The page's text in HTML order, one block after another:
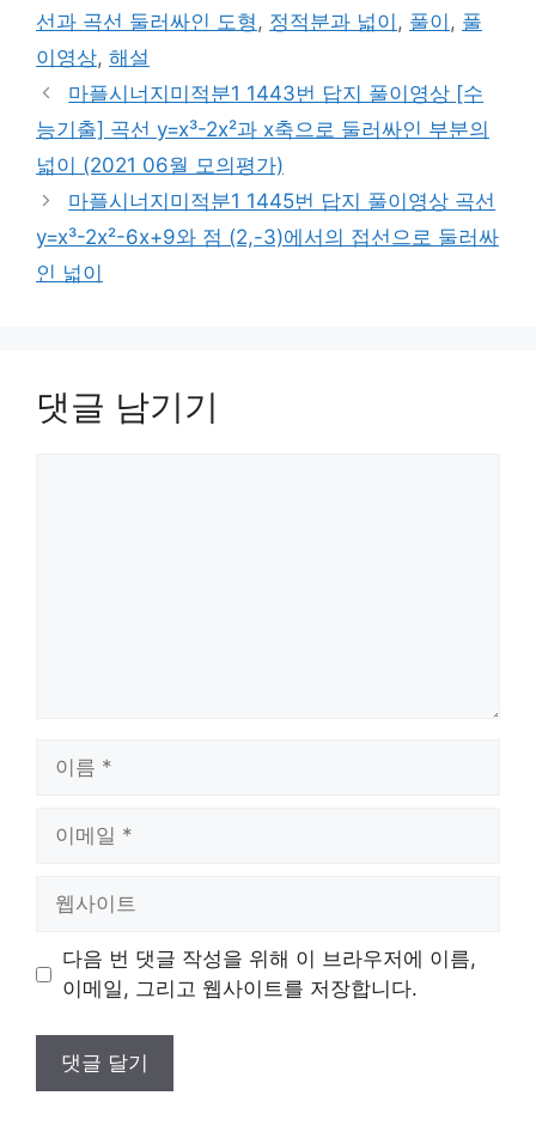
선과 곡선 둘러싸인 도형, 정적분과 넓이 , 풀이 , 풀
이영상, 해설
마플시너지미적분1 1443번 답지 풀이영상 [수
능기출] 곡선 y=x³-2x²과 x축으로 둘러싸인 부분의
넓이 (2021 06월 모의평가)
마플시너지미적분1 1445번 답지 풀이영상 곡선
y=x³-2x²-6x+9와 점 (2,-3)에서의 접선으로 둘러싸
인 넓이
댓글 남기기
트
다음 번 댓글 작성을 위해 이 브라우저에 이름,
이메일, 그리고 웹사이트를 저장합니다.